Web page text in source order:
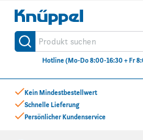
Kein Mindestbestellwert
Schnelle Lieferung
Persönlicher Kundenservice
Knüppel
Produkt suchen
Suche
Hotline (Mo-Do 8:00-16:30 + Fr
Zum Inhalt springen